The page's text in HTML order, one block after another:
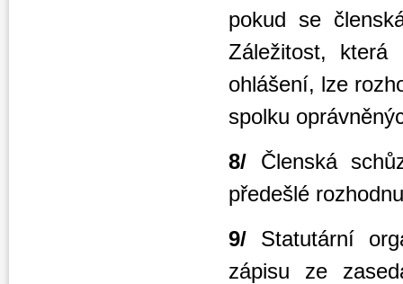
pokud se
Záležitost,
ohlášení, lze
spolku
8/ Členská
předešlé
9/ Statutární
zápisu ze